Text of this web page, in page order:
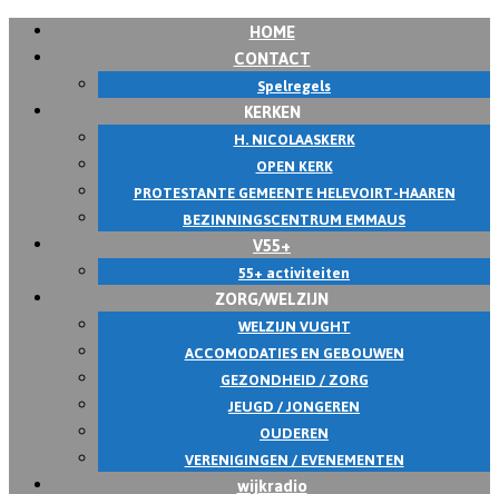
Skip
HOME
CONTACT
Spelregels
KERKEN
H. NICOLAASKERK
OPEN KERK
PROTESTANTE GEMEENTE HELEVOIRT-HAAREN
BEZINNINGSCENTRUM EMMAUS
V55+
55+ activiteiten
ZORG/WELZIJN
WELZIJN VUGHT
ACCOMODATIES EN GEBOUWEN
GEZONDHEID / ZORG
JEUGD / JONGEREN
OUDEREN
VERENIGINGEN / EVENEMENTEN
wijkradio